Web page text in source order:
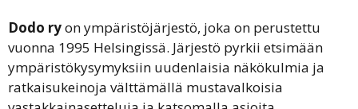
Dodo ryon ympäristöjärjestö, joka on perustettu
vuonna 1995 Helsingissä. Järjestö pyrkii etsimään
ympäristökysymyksiin uudenlaisia näkökulmia ja
ratkaisukeinoja välttämällä mustavalkoisia